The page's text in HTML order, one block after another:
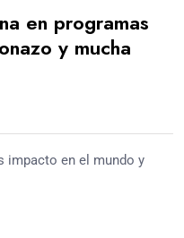
en programas
y mucha
impacto en el mundo y